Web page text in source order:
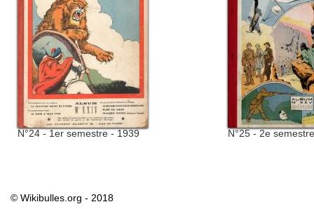
N°24 - 1er semestre - 1939 N°25 - 2e
© Wikibulles.org - 2018